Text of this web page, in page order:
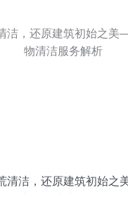
清洁，还原建筑初始